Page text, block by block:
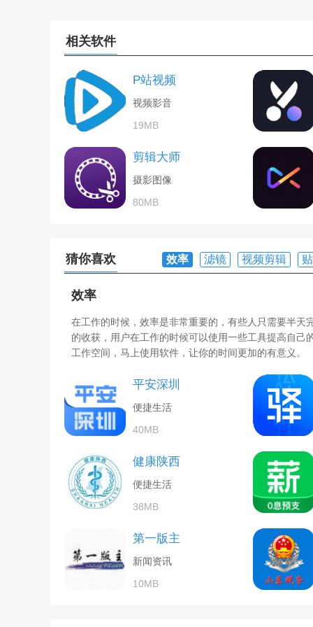
相关软件
P站视频
视频影音
19MB
剪辑大师
摄影图像
80MB
猜你喜欢 效率 滤镜 视频剪辑
效率
在工作的时候，效率是非常重要的，有些人只需要半
的收获，用户在工作的时候可以使用一些工具提高自
工作空间，马上使用软件，让你的时间更加的有意义。
平安深圳
便捷生活
40MB
健康陕西
便捷生活
38MB
第一版主
新闻资讯
10MB